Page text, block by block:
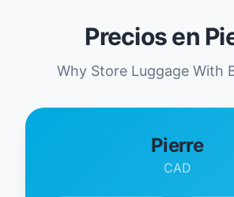
Precios en
Why Store Luggage With
Pierre
CAD